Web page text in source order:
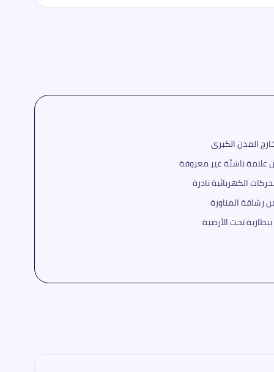
المدن الكبرى
الكهربائية نادرة
رشاقة المناورة
تحت الأرضية